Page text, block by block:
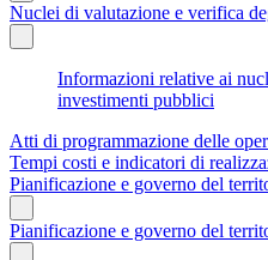
Nuclei di valutazione e verifica
Informazioni relative ai
investimenti pubblici
Atti di programmazione delle
Tempi costi e indicatori di
Pianificazione e governo del
Pianificazione e governo del